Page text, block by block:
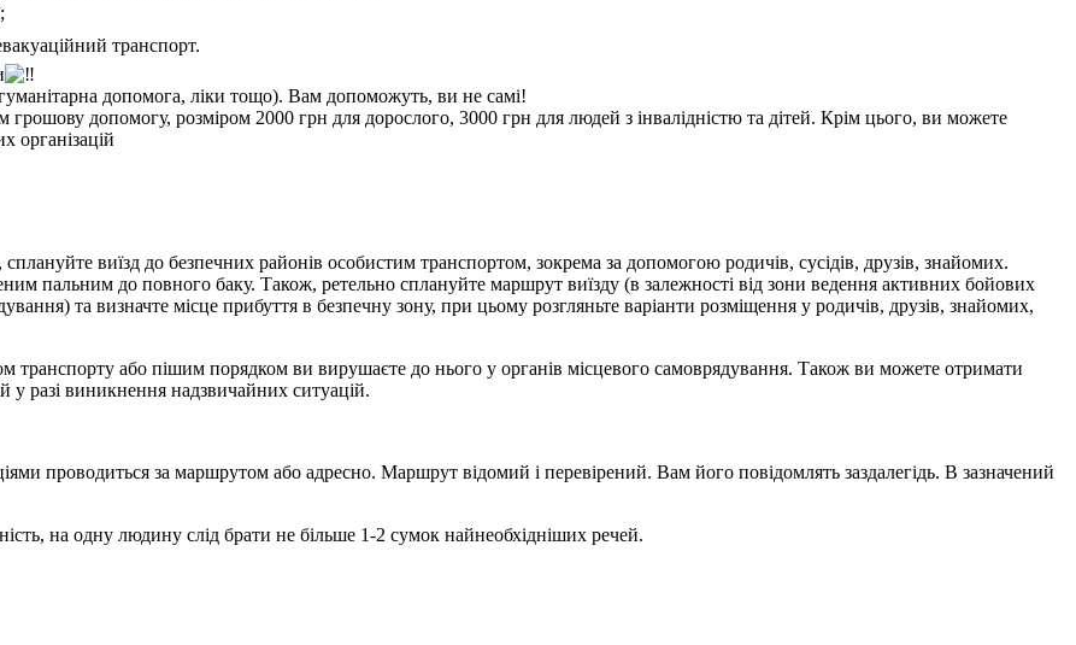
транспорт.
допомога, ліки тощо). Вам допоможуть, ви не самі!
допомогу, розміром 2000 грн для дорослого, 3000 грн для людей з інвалідністю та дітей. Крім цього, ви можете
організацій
сплануйте виїзд до безпечних районів особистим транспортом, зокрема за допомогою родичів, сусідів, друзів, знайомих.
пальним до повного баку. Також, ретельно сплануйте маршрут виїзду (в залежності від зони ведення активних бойових
та визначте місце прибуття в безпечну зону, при цьому розгляньте варіанти розміщення у родичів, друзів, знайомих,
транспорту або пішим порядком ви вирушаєте до нього у органів місцевого самоврядування. Також ви можете отримати
у разі виникнення надзвичайних ситуацій.
проводиться за маршрутом або адресно. Маршрут відомий і перевірений. Вам його повідомлять заздалегідь. В зазначений
на одну людину слід брати не більше 1-2 сумок найнеобхідніших речей.